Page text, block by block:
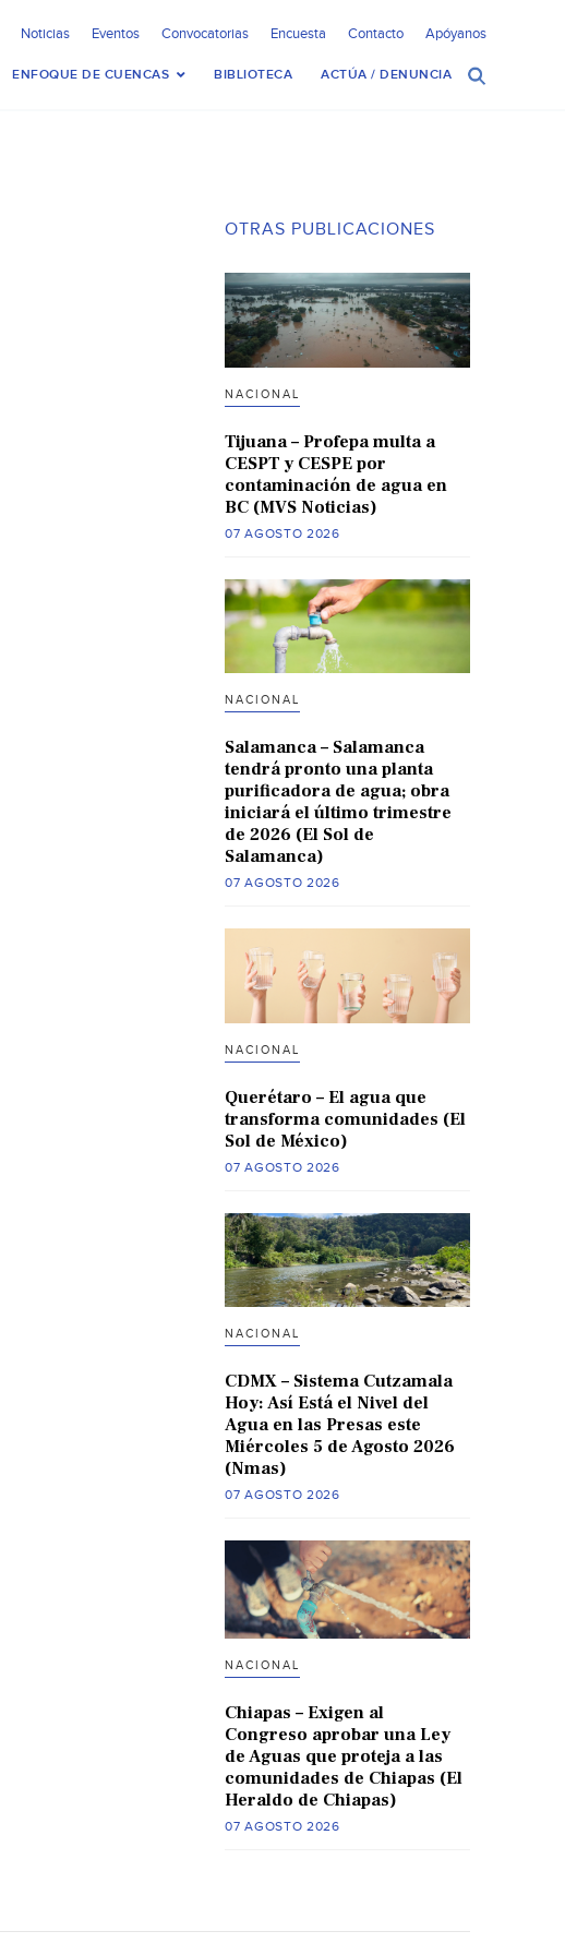
Noticias Eventos Convocatorias Encuesta Contacto Apóyanos
ENFOQUE DE CUENCAS BIBLIOTECA ACTÚA / DENUNCIA
OTRAS PUBLICACIONES
NACIONAL
Tijuana – Profepa multa a
CESPT y CESPE por
contaminación de agua en
BC (MVS Noticias)
07 AGOSTO 2026
NACIONAL
Salamanca – Salamanca
tendrá pronto una planta
purificadora de agua; obra
iniciará el último trimestre
de 2026 (El Sol de
Salamanca)
07 AGOSTO 2026
NACIONAL
Querétaro – El agua que
transforma comunidades (El
Sol de México)
07 AGOSTO 2026
NACIONAL
CDMX – Sistema Cutzamala
Hoy: Así Está el Nivel del
Agua en las Presas este
Miércoles 5 de Agosto 2026
(Nmas)
07 AGOSTO 2026
NACIONAL
Chiapas – Exigen al
Congreso aprobar una Ley
de Aguas que proteja a las
comunidades de Chiapas (El
Heraldo de Chiapas)
07 AGOSTO 2026